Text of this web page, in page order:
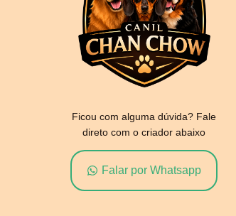
Ficou com alguma dúvida? Fale
direto com o criador abaixo
Falar por Whatsapp